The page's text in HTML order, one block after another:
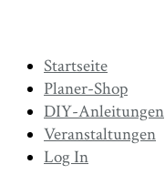
Startseite
Planer-Shop
DIY-Anleitungen
Veranstaltungen
Log In